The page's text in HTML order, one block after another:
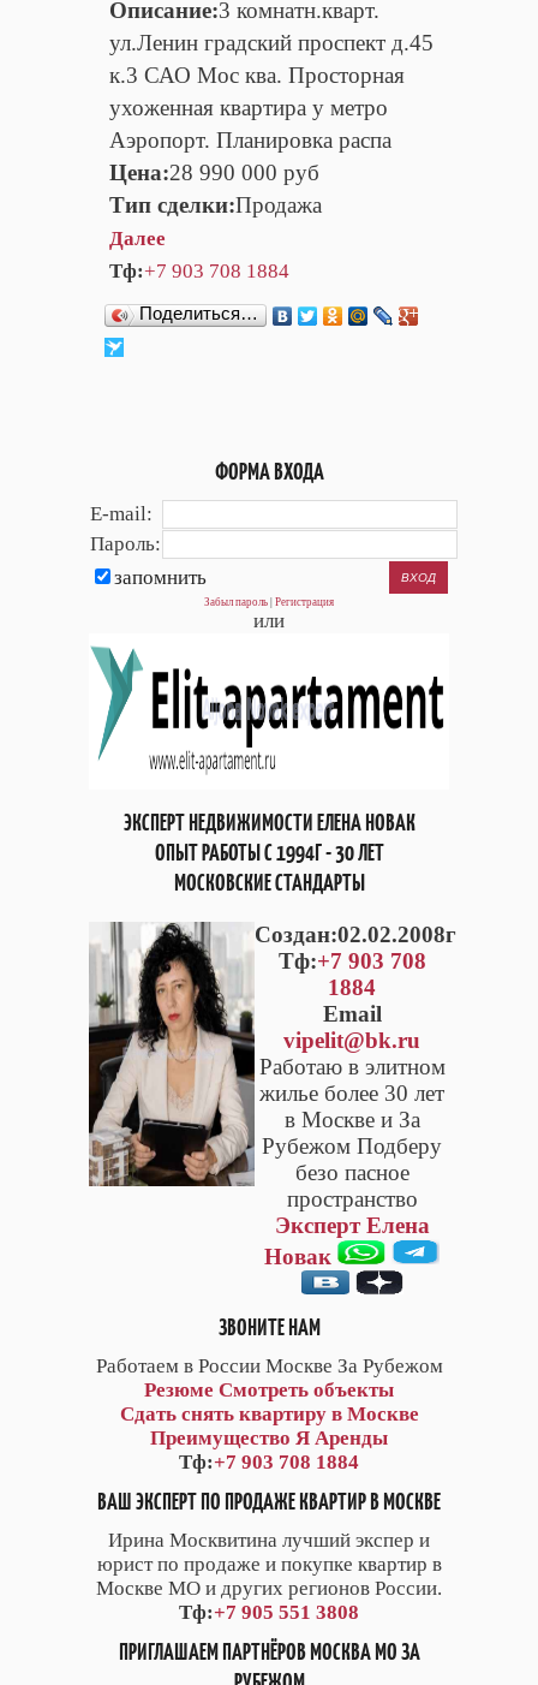
Описание:3 комнатн.кварт.
ул.Ленин градский проспект д.45
к.3 САО Мос ква. Просторная
ухоженная квартира у метро
Аэропорт. Планировка распа
Цена:28 990 000 руб
Тип сделки:Продажа
Далее
Тф:+7 903 708 1884
Поделиться…
ФОРМА ВХОДА
E-mail:
Пароль:
запомнить
Забыл пароль Регистрация
или
ЭКСПЕРТ НЕДВИЖИМОСТИ ЕЛЕНА НОВАК
ОПЫТ РАБОТЫ С 1994Г - 30 ЛЕТ
МОСКОВСКИЕ СТАНДАРТЫ
Cоздан:02.02.2008г
Тф:+7 903 708
1884
Email
vipelit@bk.ru
Работаю в элитном
жилье более 30 лет
в Москве и За
Рубежом Подберу
безо пасное
пространство
Эксперт Елена
Новак
ЗВОНИТЕ НАМ
Работаем в России Москве За Рубежом
Резюме Смотреть объекты
Сдать снять квартиру в Москве
Преимущество Я Аренды
Тф:+7 903 708 1884
ВАШ ЭКСПЕРТ ПО ПРОДАЖЕ КВАРТИР В МОСКВЕ
Ирина Москвитина лучший экспер и
юрист по продаже и покупке квартир в
Москве МО и других регионов России.
Тф:+7 905 551 3808
ПРИГЛАШАЕМ ПАРТНЁРОВ МОСКВА МО ЗА